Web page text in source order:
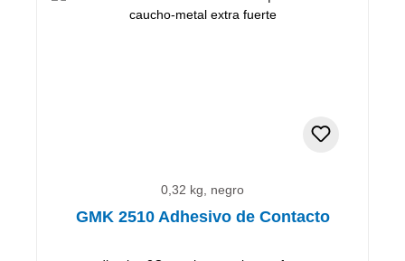
0,32 kg, negro
GMK 2510 Adhesivo de Contacto